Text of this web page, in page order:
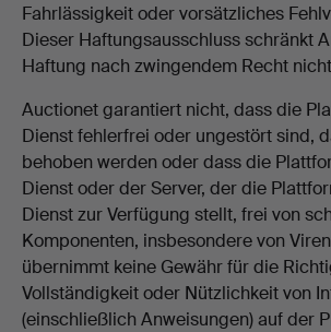
Fahrlässigkeit oder vorsätzliches
Dieser Haftungsausschluss schränkt
Haftung nach zwingendem Recht
Auctionet garantiert nicht, dass die
Dienst fehlerfrei oder ungestört sind,
behoben werden oder dass die
Dienst oder der Server, der die
Dienst zur Verfügung stellt, frei von
Komponenten, insbesondere von
übernimmt keine Gewähr für die
Vollständigkeit oder Nützlichkeit von
(einschließlich Anweisungen) auf der